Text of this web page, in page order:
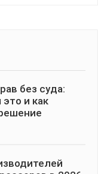
без суда:
это и как